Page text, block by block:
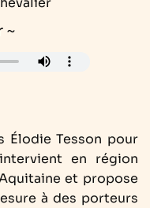
~
Élodie Tesson pour
en région
et propose
à des porteurs